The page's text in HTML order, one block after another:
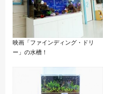
映画「ファインディング・ドリ
ー」の水槽！